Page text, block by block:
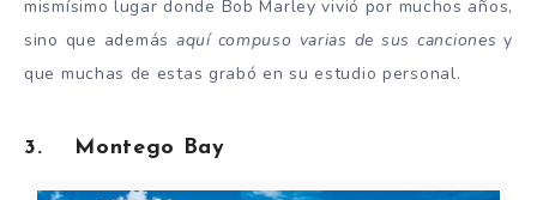
mismísimo lugar donde Bob Marley vivió por muchos años,
sino que además aquí compuso varias de sus canciones y
que muchas de estas grabó en su estudio personal.
3. Montego Bay